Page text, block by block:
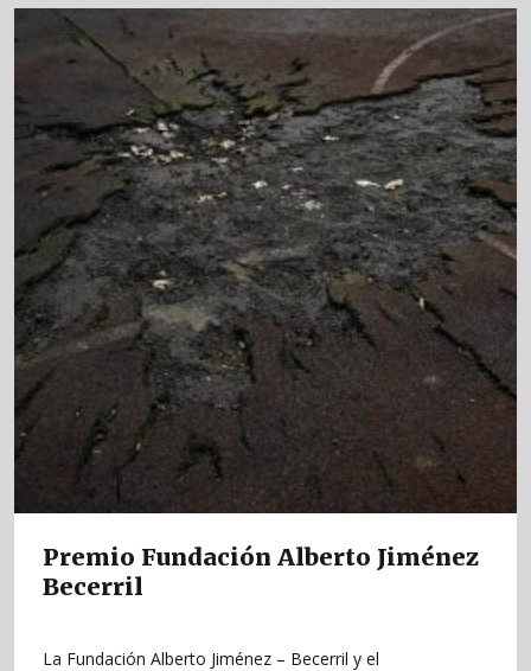
Premio Fundación Alberto Jiménez
Becerril
La Fundación Alberto Jiménez – Becerril y el